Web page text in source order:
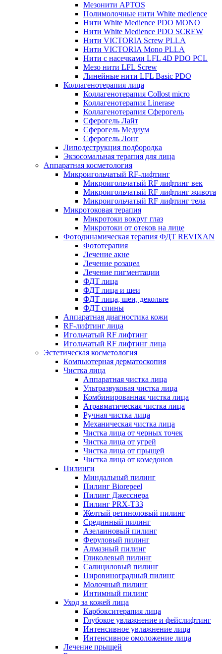
Мезонити APTOS
Полимолочные нити White medience
Нити White Medience PDO MONO
Нити White Medience PDO SCREW
Нити VICTORIA Screw PLLA
Нити VICTORIA Mono PLLA
Нити с насечками LFL 4D PDO PCL
Мезо нити LFL Screw
Линейные нити LFL Basic PDO
Коллагенотерапия лица
Коллагенотерапия Collost micro
Коллагенотерапия Linerase
Коллагенотерапия Сферогель
Сферогель Лайт
Сферогель Медиум
Сферогель Лонг
Липодеструкция подбородка
Экзосомальная терапия для лица
Аппаратная косметология
Микроигольчатый RF-лифтинг
Микроигольчатый RF лифтинг век
Микроигольчатый RF лифтинг живота
Микроигольчатый RF лифтинг тела
Микротоковая терапия
Микротоки вокруг глаз
Микротоки от отеков на лице
Фотодинамическая терапия ФДТ REVIXAN
Фототерапия
Лечение акне
Лечение розацеа
Лечение пигментации
ФДТ лица
ФДТ лица и шеи
ФДТ лица, шеи, декольте
ФДТ спины
Аппаратная диагностика кожи
RF-лифтинг лица
Игольчатый RF лифтинг
Игольчатый RF лифтинг лица
Эстетическая косметология
Компьютерная дерматоскопия
Чистка лица
Аппаратная чистка лица
Ультразвуковая чистка лица
Комбинированная чистка лица
Атравматическая чистка лица
Ручная чистка лица
Механическая чистка лица
Чистка лица от черных точек
Чистка лица от угрей
Чистка лица от прыщей
Чистка лица от комедонов
Пилинги
Миндальный пилинг
Пилинг Biorepeel
Пилинг Джесснера
Пилинг PRX-T33
Желтый ретиноловый пилинг
Срединный пилинг
Азелаиновый пилинг
Феруловый пилинг
Алмазный пилинг
Гликолевый пилинг
Салициловый пилинг
Пировиноградный пилинг
Молочный пилинг
Интимный пилинг
Уход за кожей лица
Карбокситерапия лица
Глубокое увлажнение и фейслифтинг
Интенсивное увлажнение лица
Интенсивное омоложение лица
Лечение прыщей